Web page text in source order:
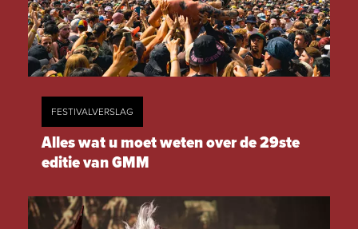
FESTIVALVERSLAG
Alles wat u moet weten over de 29ste
editie van GMM